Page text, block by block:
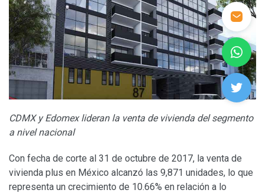
CDMX y Edomex lideran la venta de vivienda del segmento
a nivel nacional
Con fecha de corte al 31 de octubre de 2017, la venta de
vivienda plus en México alcanzó las 9,871 unidades, lo que
representa un crecimiento de 10.66% en relación a lo